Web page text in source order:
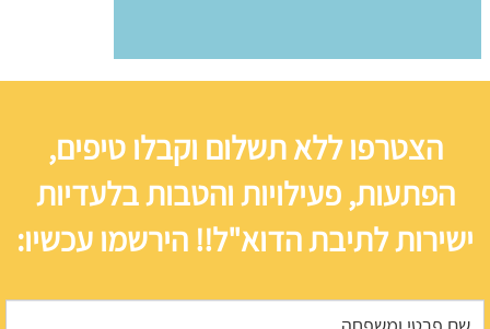
הצטרפו ללא תשלום וקבלו טיפים,
הפתעות, פעילויות והטבות בלעדיות
ישירות לתיבת הדוא"ל!! הירשמו עכשיו: